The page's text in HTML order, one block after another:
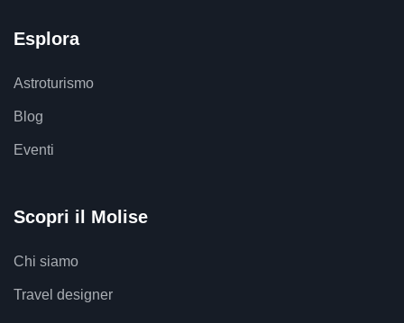
Esplora
Astroturismo
Blog
Eventi
Scopri il Molise
Chi siamo
Travel designer